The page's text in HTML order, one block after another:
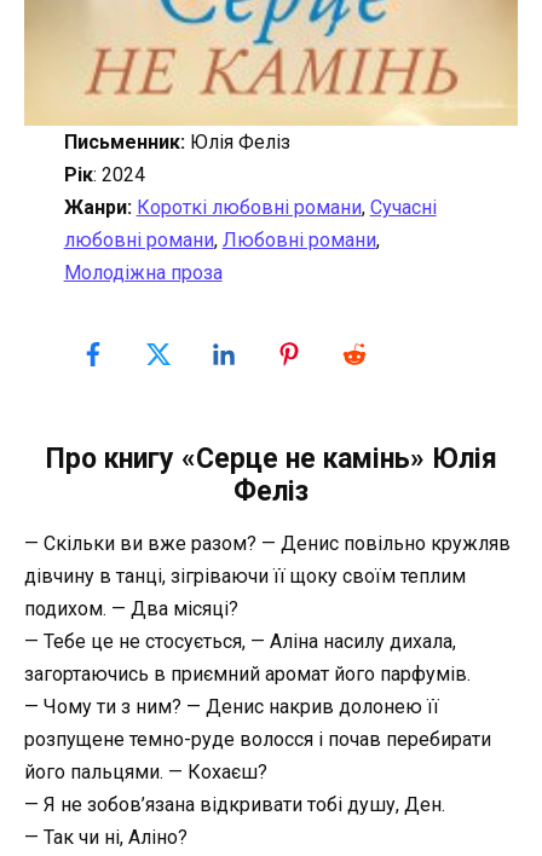
Письменник:Юлія Феліз
Рік: 2024
Жанри: Короткі любовні романи, Сучасні
любовні романи, Любовні романи,
Молодіжна проза
Про книгу «Серце не камінь» Юлія
Феліз
— Скільки ви вже разом? — Денис повільно кружляв
дівчину в танці, зігріваючи її щоку своїм теплим
подихом. — Два місяці?
— Тебе це не стосується, — Аліна насилу дихала,
загортаючись в приємний аромат його парфумів.
— Чому ти з ним? — Денис накрив долонею її
розпущене темно-руде волосся і почав перебирати
його пальцями. — Кохаєш?
— Я не зобов’язана відкривати тобі душу, Ден.
— Так чи ні, Аліно?